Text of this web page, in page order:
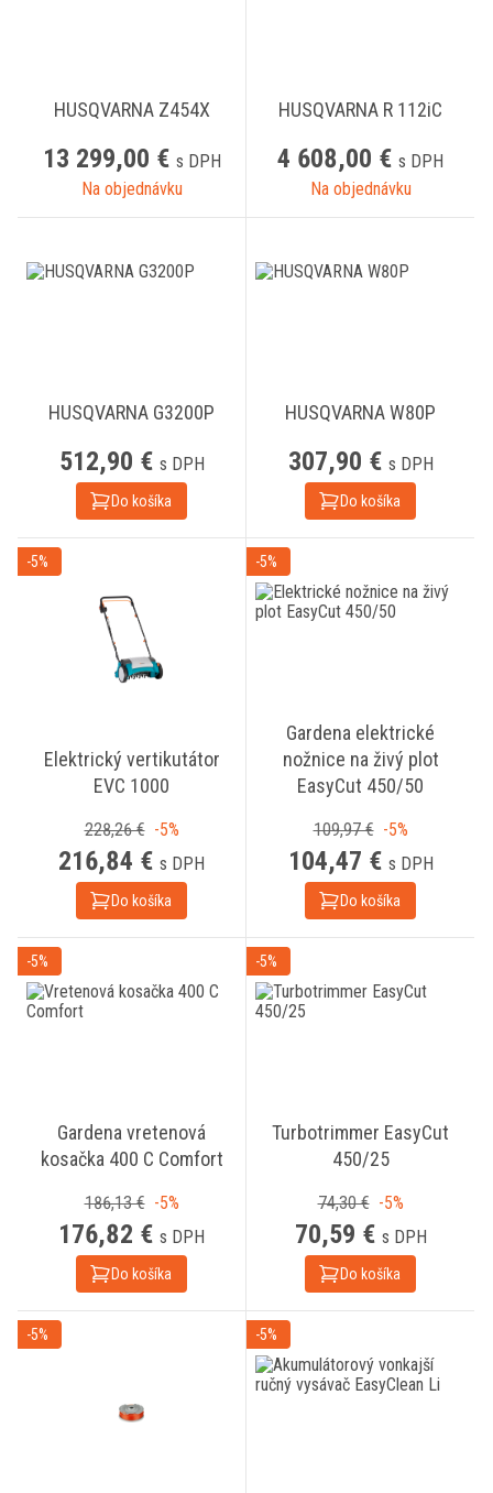
HUSQVARNA Z454X
13 299,00 € s DPH
Na objednávku
HUSQVARNA R 112iC
4 608,00 € s DPH
Na objednávku
HUSQVARNA G3200P
512,90 € s DPH
Do košíka
HUSQVARNA W80P
307,90 € s DPH
Do košíka
-5%
Elektrický vertikutátor
EVC 1000
228,26 € -5%
216,84 € s DPH
Do košíka
-5%
Gardena elektrické
nožnice na živý plot
EasyCut 450/50
109,97 € -5%
104,47 € s DPH
Do košíka
-5%
Gardena vretenová
kosačka 400 C Comfort
186,13 € -5%
176,82 € s DPH
Do košíka
-5%
Turbotrimmer EasyCut
450/25
74,30 € -5%
70,59 € s DPH
Do košíka
-5% -5%